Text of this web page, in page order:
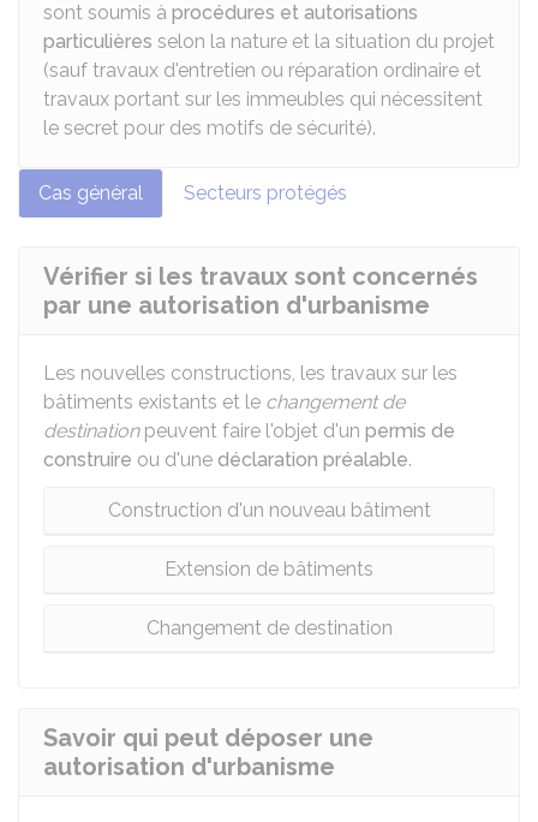
sont soumis à procédures et autorisations
particulières selon la nature et la situation du projet
(sauf travaux d'entretien ou réparation ordinaire et
travaux portant sur les immeubles qui nécessitent
le secret pour des motifs de sécurité).
Cas général Secteurs protégés
Vérifier si les travaux sont concernés
par une autorisation d'urbanisme
Les nouvelles constructions, les travaux sur les
bâtiments existants et le changement de
destinationpeuvent faire l'objet d'un permis de
construire ou d'une déclaration préalable.
Construction d'un nouveau bâtiment
Extension de bâtiments
Changement de destination
Savoir qui peut déposer une
autorisation d'urbanisme